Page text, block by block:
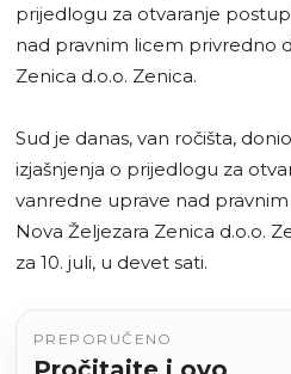
prijedlogu za otvaranje
nad pravnim licem privredno
Zenica d.o.o. Zenica.
Sud je danas, van ročišta,
izjašnjenja o prijedlogu za
vanredne uprave nad
Nova Željezara Zenica d.o.o.
za 10. juli, u devet sati.
PREPORUČENO